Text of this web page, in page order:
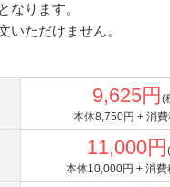
なります。
ただけません。
9,625円 (
本体8,750円 + 消
11,000円
本体10,000円 + 消費